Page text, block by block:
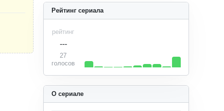
О сериале
Рейтинг сериала
рейтинг
---
27
голосов